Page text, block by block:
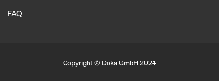
FAQ
Copyright © Doka GmbH 2024